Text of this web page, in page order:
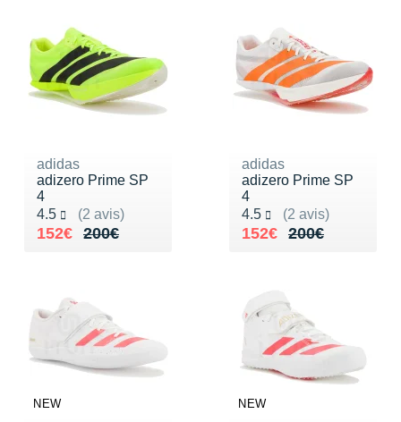
adidas
adizero Prime SP
4
4.5
(2 avis)
Noté 4.5 sur 5
200€
Au lieu de 200€
152€
Vendu 152€
adidas
adizero Prime SP
4
4.5
(2 avis)
Noté 4.5 sur 5
200€
Au lieu de 200€
152€
Vendu 152€
NEW NEW